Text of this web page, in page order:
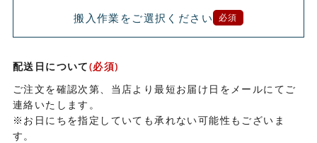
搬入作業をご選択ください 必須
配送日について(必須)
ご注文を確認次第、当店より最短お届け日をメールにてご
連絡いたします。
※お日にちを指定していても承れない可能性もございま
す。